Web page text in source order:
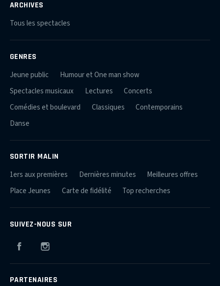
ARCHIVES
Tous les spectacles
GENRES
Jeune public
Humour et One man show
Spectacles musicaux
Lectures
Concerts
Comédies et boulevard
Classiques
Contemporains
Danse
SORTIR MALIN
1ers aux premières Dernières minutes
Meilleures offres
Place Jeunes
Carte de fidélité Top recherches
SUIVEZ-NOUS SUR
Facebook
PARTENAIRES